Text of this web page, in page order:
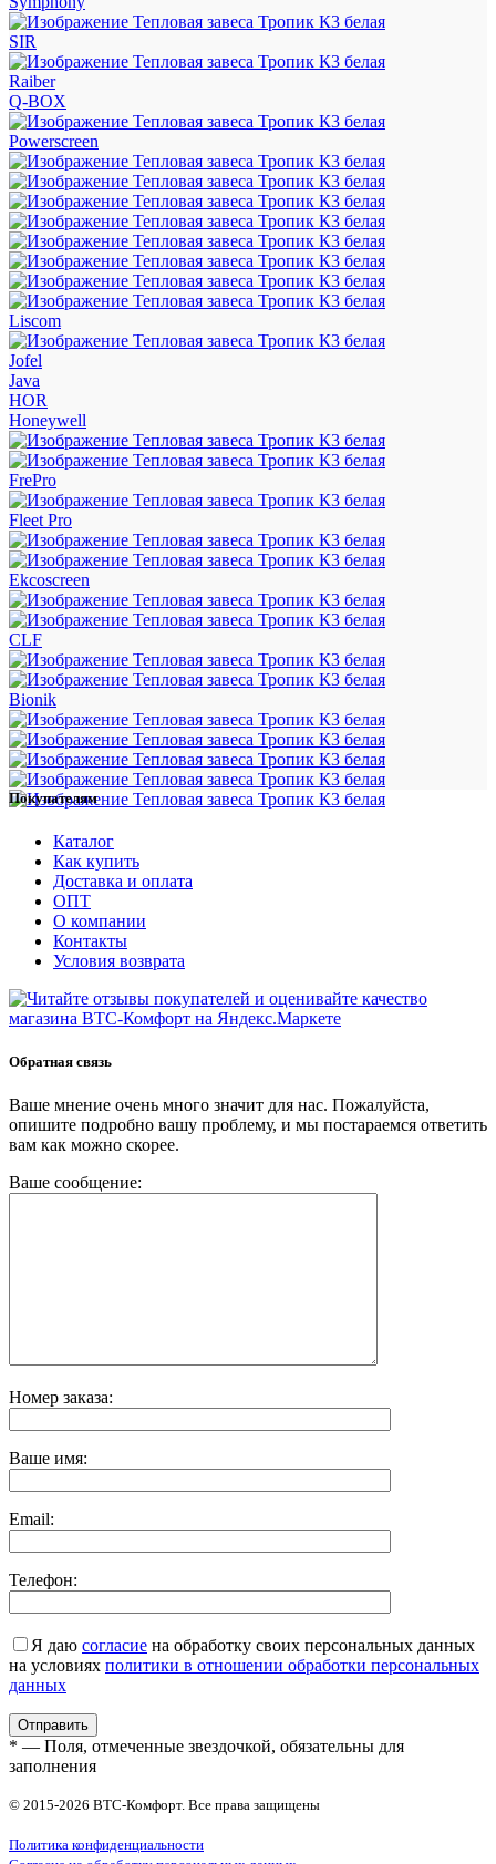
SIR
Raiber
Q-BOX
Powerscreen
Liscom
Jofel
Java
HOR
Honeywell
FrePro
Fleet Pro
Ekcoscreen
CLF
Bionik
Покупателям
Каталог
Как купить
Доставка и оплата
ОПТ
О компании
Контакты
Условия возврата
Обратная связь
Ваше мнение очень много значит для нас. Пожалуйста,
опишите подробно вашу проблему, и мы постараемся ответить
вам как можно скорее.
Ваше сообщение:
Номер заказа:
Ваше имя:
Email:
Телефон:
Я даю согласие на обработку своих персональных данных
на условиях политики в отношении обработки персональных
данных
* — Поля, отмеченные звездочкой, обязательны для
заполнения
© 2015-2026 ВТС-Комфорт. Все права защищены
Политика конфиденциальности